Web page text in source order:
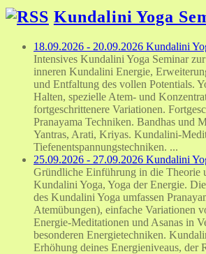
Kundalini Yoga
18.09.2026 - 20.09.2026 Kundalini
Intensives Kundalini Yoga Seminar
inneren Kundalini Energie,
und Entfaltung des vollen Potentials.
Halten, spezielle Atem- und
fortgeschrittenere Variationen.
Pranayama Techniken. Bandhas und
Yantras, Arati, Kriyas. Kundalini-
Tiefenentspannungstechniken. ...
25.09.2026 - 27.09.2026 Kundalini
Gründliche Einführung in die Theorie
Kundalini Yoga, Yoga der Energie.
des Kundalini Yoga umfassen
Atemübungen), einfache Variationen
Energie-Meditationen und Asanas in
besonderen Energietechniken.
Erhöhung deines Energieniveaus, der